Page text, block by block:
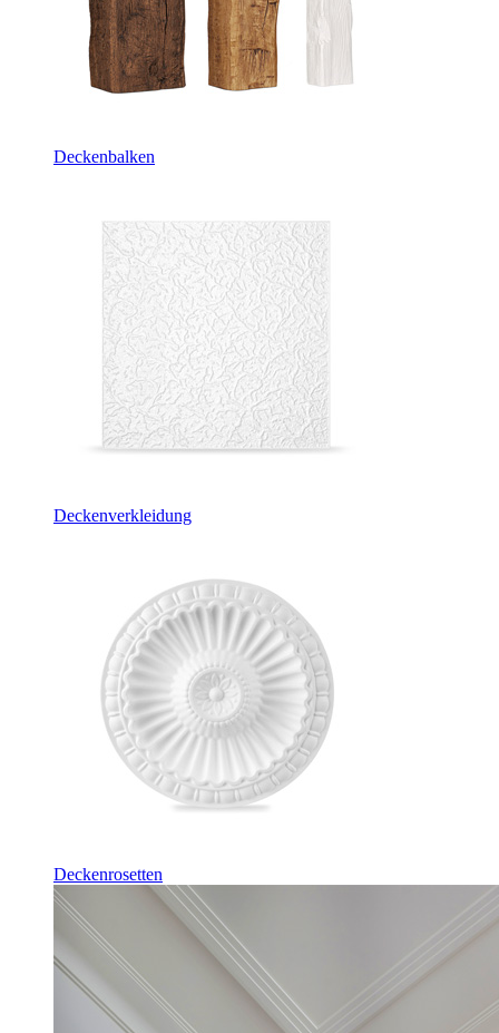
Deckenbalken
Deckenverkleidung
Deckenrosetten